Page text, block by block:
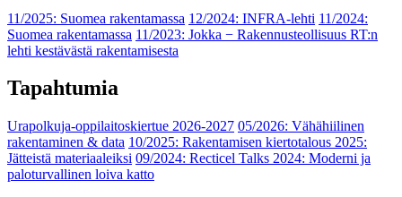
11/2025: Suomea rakentamassa 12/2024: INFRA-lehti 11/2024:
Suomea rakentamassa 11/2023: Jokka − Rakennusteollisuus RT:n
lehti kestävästä rakentamisesta
Tapahtumia
Urapolkuja-oppilaitoskiertue 2026-2027 05/2026: Vähähiilinen
rakentaminen & data 10/2025: Rakentamisen kiertotalous 2025:
Jätteistä materiaaleiksi 09/2024: Recticel Talks 2024: Moderni ja
paloturvallinen loiva katto